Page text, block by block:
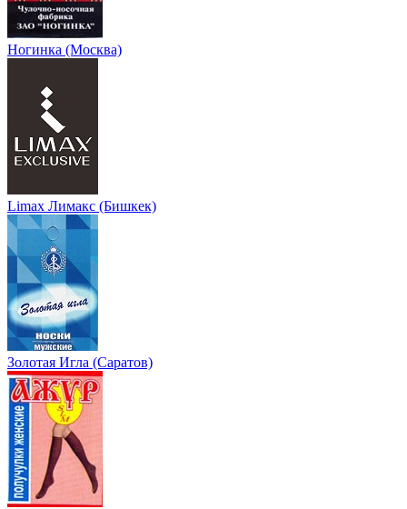
Ногинка (Москва)
Limax Лимакс (Бишкек)
Золотая Игла (Саратов)